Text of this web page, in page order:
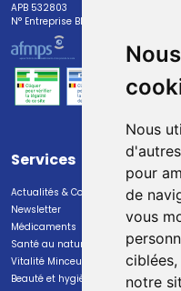
Nous
pour
de
vous
notre
APB 532803
N° Entreprise BE0447.382.113
Services
Actualités & Conseils
Newsletter
Médicaments
Santé au naturel
Vitalité Minceur Nutrition
Beauté et hygiène